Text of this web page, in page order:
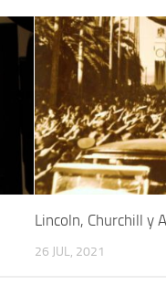
Lincoln, Churchill y
26 JUL, 2021